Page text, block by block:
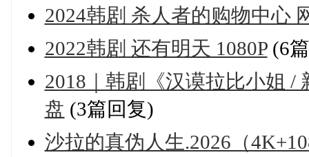
2024韩剧 杀人者的购物中心
2022韩剧 还有明天 1080P(6
2018｜韩剧《汉谟拉比小姐 /
盘 (3篇回复)
沙拉的真伪人生.2026（